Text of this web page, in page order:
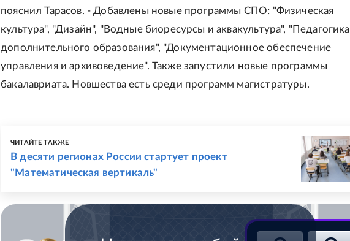
пояснил Тарасов. - Добавлены новые программы СПО: "Физическая
культура", "Дизайн", "Водные биоресурсы и аквакультура", "Педагогика
дополнительного образования", "Документационное обеспечение
управления и архивоведение". Также запустили новые программы
бакалавриата. Новшества есть среди программ магистратуры.
ЧИТАЙТЕ ТАКЖЕ
В десяти регионах России стартует проект
"Математическая вертикаль"